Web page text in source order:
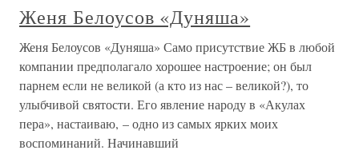
Женя Белоусов «Дуняша»
Женя Белоусов «Дуняша» Само присутствие ЖБ в любой
компании предполагало хорошее настроение; он был
парнем если не великой (а кто из нас – великой?), то
улыбчивой святости. Его явление народу в «Акулах
пера», настаиваю, – одно из самых ярких моих
воспоминаний. Начинавший